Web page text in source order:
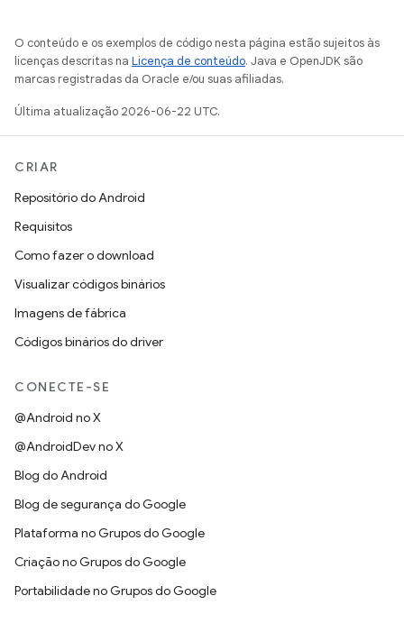
O conteúdo e os exemplos de código nesta página estão sujeitos às
licenças descritas na Licença de conteúdo. Java e OpenJDK são
marcas registradas da Oracle e/ou suas afiliadas.
Última atualização 2026-06-22 UTC.
CRIAR
Repositório do Android
Requisitos
Como fazer o download
Visualizar códigos binários
Imagens de fábrica
Códigos binários do driver
CONECTE-SE
@Android no X
@AndroidDev no X
Blog do Android
Blog de segurança do Google
Plataforma no Grupos do Google
Criação no Grupos do Google
Portabilidade no Grupos do Google